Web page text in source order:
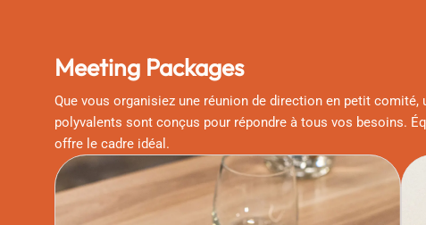
Meeting Packages
Que vous organisiez une réunion de direction en petit
polyvalents sont conçus pour répondre à tous vos besoins.
offre le cadre idéal.